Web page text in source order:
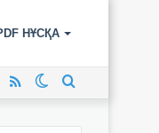
НҰСҚА
Switch
RSS
Telegram